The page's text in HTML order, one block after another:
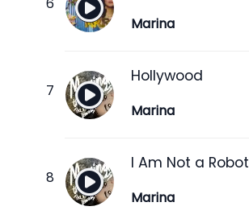
Marina
Hollywood
Marina
I Am Not a Robot
Marina